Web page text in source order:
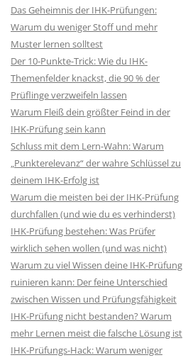
Das Geheimnis der IHK-Prüfungen:
Warum du weniger Stoff und mehr
Muster lernen solltest
Der 10-Punkte-Trick: Wie du IHK-
Themenfelder knackst, die 90 % der
Prüflinge verzweifeln lassen
Warum Fleiß dein größter Feind in der
IHK-Prüfung sein kann
Schluss mit dem Lern-Wahn: Warum
„Punkterelevanz“ der wahre Schlüssel zu
deinem IHK-Erfolg ist
Warum die meisten bei der IHK-Prüfung
durchfallen (und wie du es verhinderst)
IHK-Prüfung bestehen: Was Prüfer
wirklich sehen wollen (und was nicht)
Warum zu viel Wissen deine IHK-Prüfung
ruinieren kann: Der feine Unterschied
zwischen Wissen und Prüfungsfähigkeit
IHK-Prüfung nicht bestanden? Warum
mehr Lernen meist die falsche Lösung ist
IHK-Prüfungs-Hack: Warum weniger